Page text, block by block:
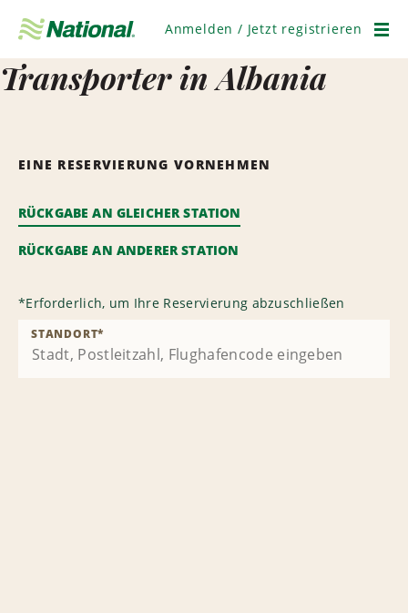
überspringen
Anmelden / Jetzt registrieren
Transporter in Albania
EINE RESERVIERUNG VORNEHMEN
RÜCKGABE AN GLEICHER STATION
RÜCKGABE AN ANDERER STATION
*Erforderlich, um Ihre Reservierung abzuschließen
STANDORT*